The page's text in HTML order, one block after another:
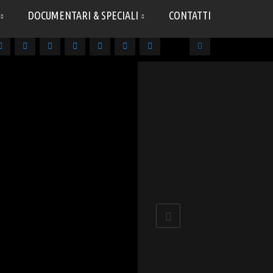
DOCUMENTARI & SPECIALI CONTATTI